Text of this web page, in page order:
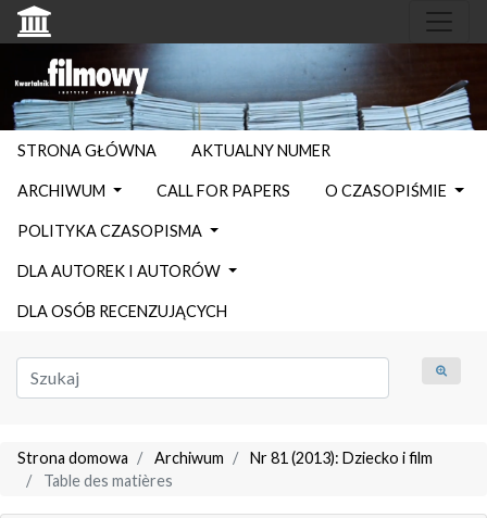
STRONA GŁÓWNA AKTUALNY NUMER
ARCHIWUM CALL FOR PAPERS O CZASOPIŚMIE
POLITYKA CZASOPISMA
DLA AUTOREK I AUTORÓW
DLA OSÓB RECENZUJĄCYCH
Strona domowa Archiwum
Nr 81 (2013): Dziecko i film
Table des matières